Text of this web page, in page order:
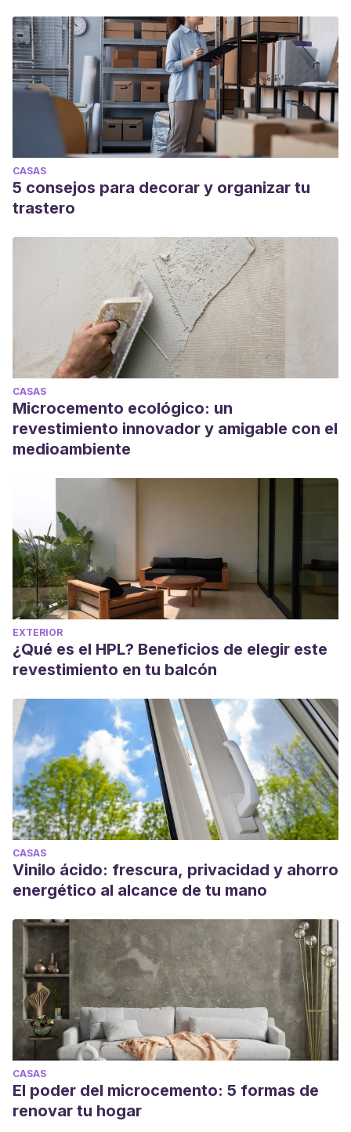
CASAS
5 consejos para decorar y organizar tu
trastero
CASAS
Microcemento ecológico: un
revestimiento innovador y amigable con el
medioambiente
EXTERIOR
¿Qué es el HPL? Beneficios de elegir este
revestimiento en tu balcón
CASAS
Vinilo ácido: frescura, privacidad y ahorro
energético al alcance de tu mano
CASAS
El poder del microcemento: 5 formas de
renovar tu hogar